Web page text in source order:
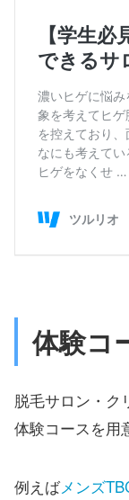
体験コ
脱毛サロン・ク
体験コースを用
例えばメンズ